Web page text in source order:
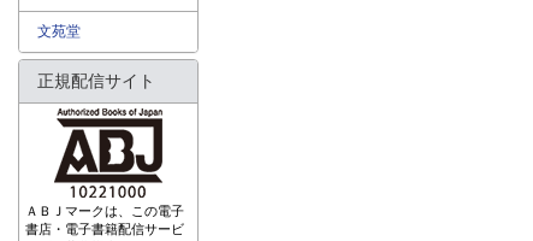
文苑堂
正規配信サイト
ＡＢＪマークは、この電子
書店・電子書籍配信サービ